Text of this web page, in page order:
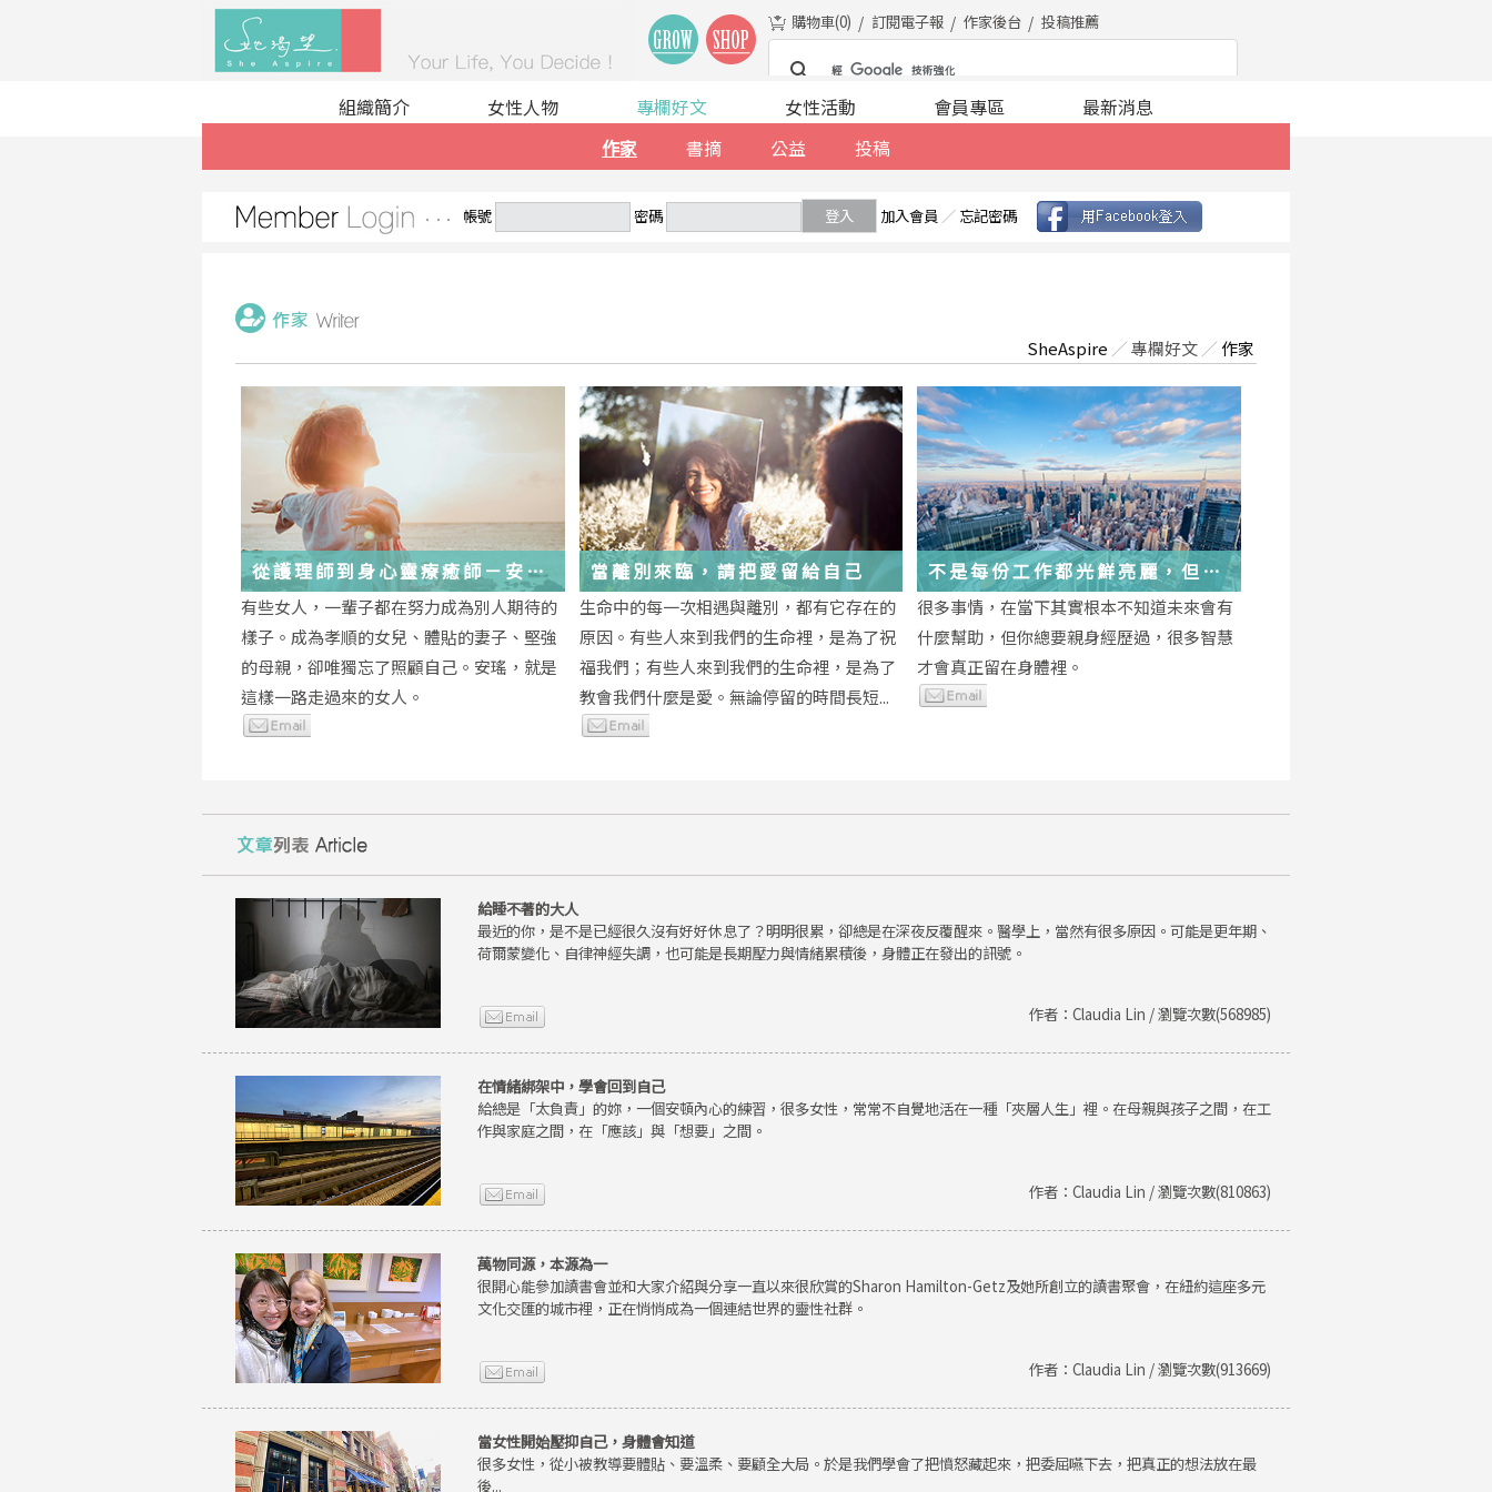
購物車(0) 訂閱電子報 作家後台 投稿推薦
組織簡介 女性人物
專欄好文
作家
書摘 公益 投稿
女性活動 會員專區 最新消息
帳號 密碼 登入 加入會員 ／ 忘記密碼
SheAspire ／專欄好文 ／ 作家
從護理師到身心靈療癒師－安
瑤：每一段低谷，都能成為重生
的起點
有些女人，一輩子都在努力成為別人期待的
樣子。成為孝順的女兒、體貼的妻子、堅強
的母親，卻唯獨忘了照顧自己。安瑤，就是
這樣一路走過來的女人。
當離別來臨，請把愛留給自己
生命中的每一次相遇與離別，都有它存在的
原因。有些人來到我們的生命裡，是為了祝
福我們；有些人來到我們的生命裡，是為了
教會我們什麼是愛。無論停留的時間長短...
不是每份工作都光鮮亮麗，但每
段經歷都在偷偷改變你
很多事情，在當下其實根本不知道未來會有
什麼幫助，但你總要親身經歷過，很多智慧
才會真正留在身體裡。
給睡不著的大人
最近的你，是不是已經很久沒有好好休息了？明明很累，卻總是在深夜反覆醒來。醫學上，當然有很多原因。可能是更年期、
荷爾蒙變化、自律神經失調，也可能是長期壓力與情緒累積後，身體正在發出的訊號。
作者：Claudia Lin / 瀏覽次數(568985)
在情緒綁架中，學會回到自己
給總是「太負責」的妳，一個安頓內心的練習，很多女性，常常不自覺地活在一種「夾層人生」裡。在母親與孩子之間，在工
作與家庭之間，在「應該」與「想要」之間。
作者：Claudia Lin / 瀏覽次數(810863)
萬物同源，本源為一
很開心能參加讀書會並和大家介紹與分享一直以來很欣賞的Sharon Hamilton-Getz及她所創立的讀書聚會，在紐約這座多元
文化交匯的城市裡，正在悄悄成為一個連結世界的靈性社群。
作者：Claudia Lin / 瀏覽次數(913669)
當女性開始壓抑自己，身體會知道
很多女性，從小被教導要體貼、要溫柔、要顧全大局。於是我們學會了把憤怒藏起來，把委屈嚥下去，把真正的想法放在最
後...